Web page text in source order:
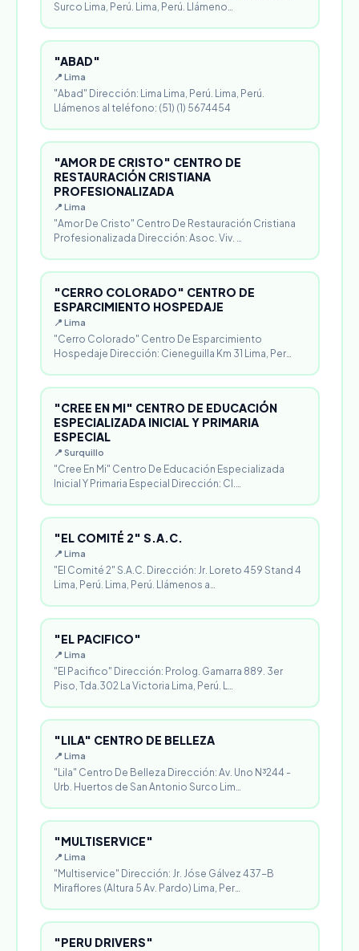
Surco Lima, Perú. Lima, Perú. Llámeno…
"ABAD"
📍 Lima
"Abad" Dirección: Lima Lima, Perú. Lima, Perú.
Llámenos al teléfono: (51) (1) 5674454
"AMOR DE CRISTO" CENTRO DE
RESTAURACIÓN CRISTIANA
PROFESIONALIZADA
📍 Lima
"Amor De Cristo" Centro De Restauración Cristiana
Profesionalizada Dirección: Asoc. Viv. …
"CERRO COLORADO" CENTRO DE
ESPARCIMIENTO HOSPEDAJE
📍 Lima
"Cerro Colorado" Centro De Esparcimiento
Hospedaje Dirección: Cieneguilla Km 31 Lima, Per…
"CREE EN MI" CENTRO DE EDUCACIÓN
ESPECIALIZADA INICIAL Y PRIMARIA
ESPECIAL
📍 Surquillo
"Cree En Mi" Centro De Educación Especializada
Inicial Y Primaria Especial Dirección: Cl.…
"EL COMITÉ 2" S.A.C.
📍 Lima
"El Comité 2" S.A.C. Dirección: Jr. Loreto 459 Stand 4
Lima, Perú. Lima, Perú. Llámenos a…
"EL PACIFICO"
📍 Lima
"El Pacifico" Dirección: Prolog. Gamarra 889. 3er
Piso, Tda.302 La Victoria Lima, Perú. L…
"LILA" CENTRO DE BELLEZA
📍 Lima
"Lila" Centro De Belleza Dirección: Av. Uno N³244 -
Urb. Huertos de San Antonio Surco Lim…
"MULTISERVICE"
📍 Lima
"Multiservice" Dirección: Jr. Jóse Gálvez 437-B
Miraflores (Altura 5 Av. Pardo) Lima, Per…
"PERU DRIVERS"